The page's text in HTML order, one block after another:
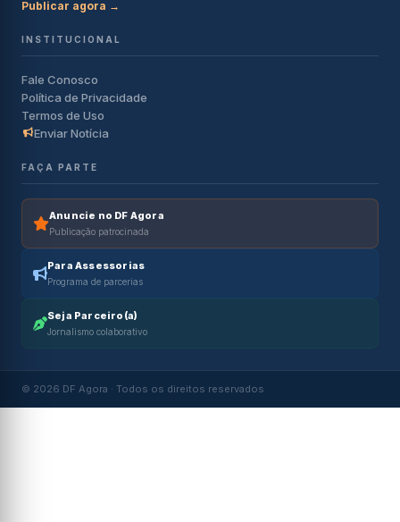
Publicar agora →
INSTITUCIONAL
Fale Conosco
Política de Privacidade
Termos de Uso
Enviar Notícia
FAÇA PARTE
Anuncie no DF Agora
Publicação patrocinada
Para Assessorias
Programa de parcerias
Seja Parceiro(a)
Jornalismo colaborativo
© 2026 DF Agora · Todos os direitos reservados